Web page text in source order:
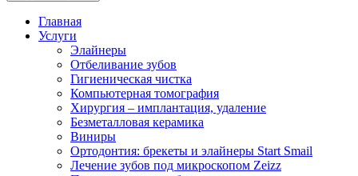
Главная
Услуги
Элайнеры
Отбеливание зубов
Гигиеническая чистка
Компьютерная томография
Хирургия – имплантация, удаление
Безметалловая керамика
Виниры
Ортодонтия: брекеты и элайнеры Start Smail
Лечение зубов под микроскопом Zeizz